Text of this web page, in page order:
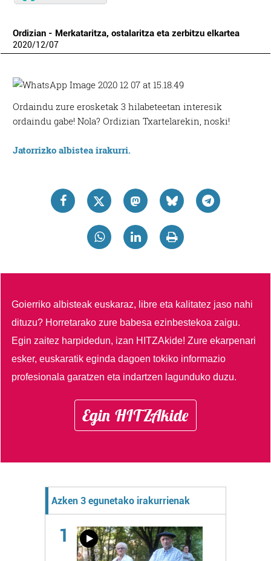
Ordizian - Merkataritza, ostalaritza eta zerbitzu elkartea
2020/12/07
Ordaindu zure erosketak 3 hilabeteetan interesik
ordaindu gabe! Nola? Ordizian Txartelarekin, noski!
Jatorrizko albistea irakurri.
Goierriko albisteak euskaraz, libre eta kalitatez jaso nahi
dituzu? Horretarako zure babesa ezinbestekoa zaigu.
Egin zaitez harpidedun, izan HITZAkide!Zure ekarpenari
esker, euskaratik eginda dagoen tokiko informazio
profesionala garatzen eta indartzen lagunduko duzu.
Egin HITZAkide
Azken 3 egunetako irakurrienak
1